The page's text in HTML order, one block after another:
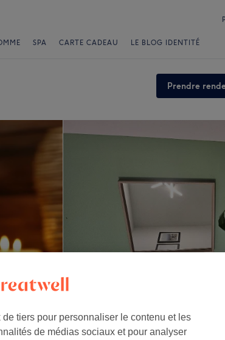
SPA CARTE CADEAU LE BLOG IDENTITÉ
Prendre
tiers pour personnaliser le contenu et les
de médias sociaux et pour analyser